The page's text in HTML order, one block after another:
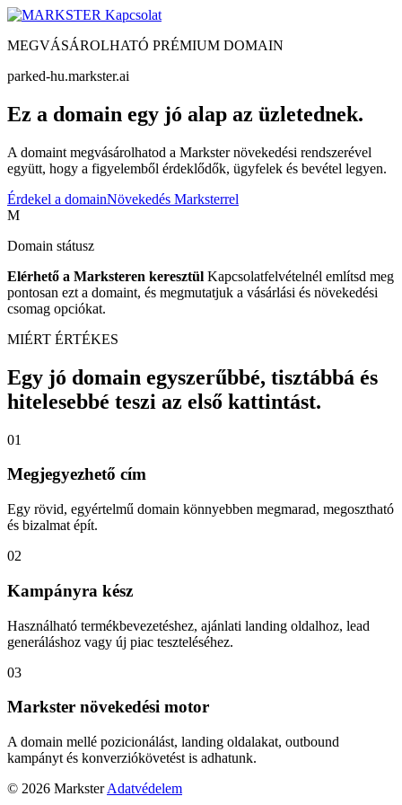
Kapcsolat
MEGVÁSÁROLHATÓ PRÉMIUM DOMAIN
parked-hu.markster.ai
Ez a domain egy jó alap az üzletednek.
A domaint megvásárolhatod a Markster növekedési rendszerével
együtt, hogy a figyelemből érdeklődők, ügyfelek és bevétel legyen.
Érdekel a domainNövekedés Marksterrel
M
Domain státusz
Elérhető a Marksteren keresztül Kapcsolatfelvételnél említsd meg
pontosan ezt a domaint, és megmutatjuk a vásárlási és növekedési
csomag opciókat.
MIÉRT ÉRTÉKES
Egy jó domain egyszerűbbé, tisztábbá és
hitelesebbé teszi az első kattintást.
01
Megjegyezhető cím
Egy rövid, egyértelmű domain könnyebben megmarad, megosztható
és bizalmat épít.
02
Kampányra kész
Használható termékbevezetéshez, ajánlati landing oldalhoz, lead
generáláshoz vagy új piac teszteléséhez.
03
Markster növekedési motor
A domain mellé pozicionálást, landing oldalakat, outbound
kampányt és konverziókövetést is adhatunk.
© 2026 Markster Adatvédelem